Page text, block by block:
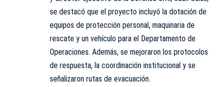
se destacó que el proyecto incluyó la dotación de
equipos de protección personal, maquinaria de
rescate y un vehículo para el Departamento de
Operaciones. Además, se mejoraron los protocolos
de respuesta, la coordinación institucional y se
señalizaron rutas de evacuación.